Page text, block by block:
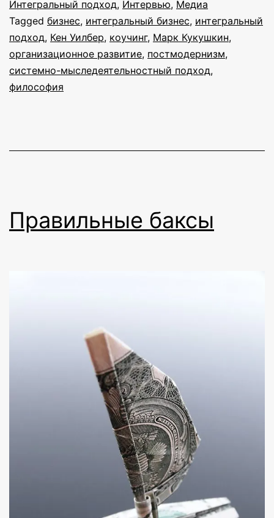
Интегральный подход, Интервью, Медиа
Tagged бизнес, интегральный бизнес, интегральный
подход, Кен Уилбер, коучинг, Марк Кукушкин,
организационное развитие, постмодернизм,
системно-мыследеятельностный подход,
философия
Правильные баксы